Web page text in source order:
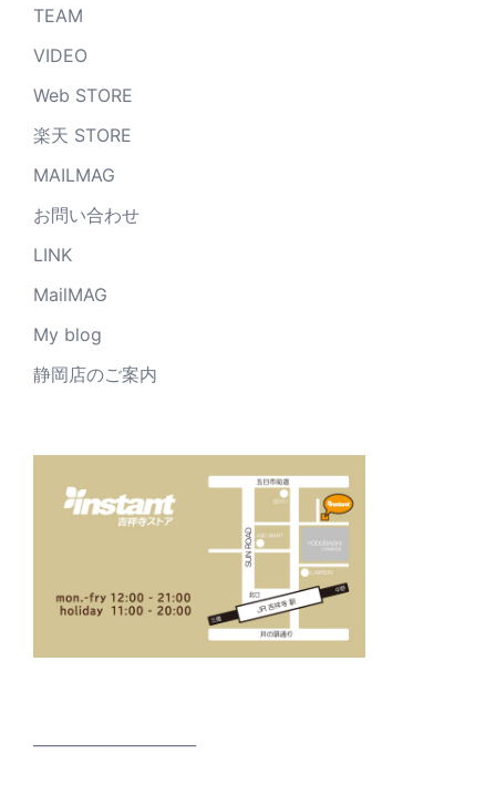
TEAM
VIDEO
Web STORE
楽天 STORE
MAILMAG
お問い合わせ
LINK
MailMAG
My blog
静岡店のご案内